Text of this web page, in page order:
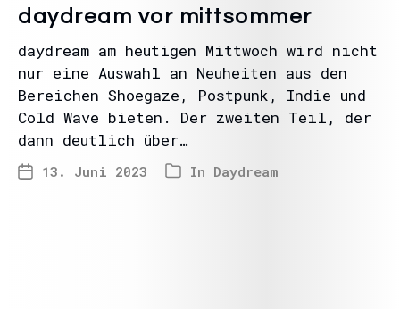
daydream vor mittsommer
daydream am heutigen Mittwoch wird nicht
nur eine Auswahl an Neuheiten aus den
Bereichen Shoegaze, Postpunk, Indie und
Cold Wave bieten. Der zweiten Teil, der
dann deutlich über…
13. Juni 2023 In Daydream